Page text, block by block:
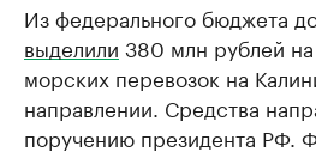
Из федерального бюджета
выделили 380 млн рублей
морских перевозок на
направлении. Средства
поручению президента РФ.